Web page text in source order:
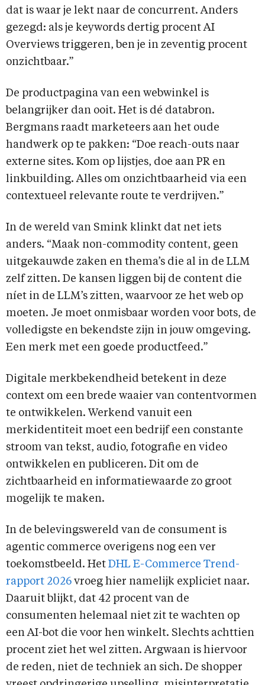
dat is waar je lekt naar de concurrent. Anders
gezegd: als je keywords dertig procent AI
Overviews triggeren, ben je in zeventig procent
onzichtbaar.”
De productpagina van een webwinkel is
belangrijker dan ooit. Het is dé databron.
Bergmans raadt marketeers aan het oude
handwerk op te pakken: “Doe reach-outs naar
externe sites. Kom op lijstjes, doe aan PR en
linkbuilding. Alles om onzichtbaarheid via een
contextueel relevante route te verdrijven.”
In de wereld van Smink klinkt dat net iets
anders. “Maak non-commodity content, geen
uitgekauwde zaken en thema’s die al in de LLM
zelf zitten. De kansen liggen bij de content die
níet in de LLM’s zitten, waarvoor ze het web op
moeten. Je moet onmisbaar worden voor bots, de
volledigste en bekendste zijn in jouw omgeving.
Een merk met een goede productfeed.”
Digitale merkbekendheid betekent in deze
context om een brede waaier van contentvormen
te ontwikkelen. Werkend vanuit een
merkidentiteit moet een bedrijf een constante
stroom van tekst, audio, fotografie en video
ontwikkelen en publiceren. Dit om de
zichtbaarheid en informatiewaarde zo groot
mogelijk te maken.
In de belevingswereld van de consument is
agentic commerce overigens nog een ver
toekomstbeeld. Het DHL E-Commerce Trend-
rapport 2026 vroeg hier namelijk expliciet naar.
Daaruit blijkt, dat 42 procent van de
consumenten helemaal niet zit te wachten op
een AI-bot die voor hen winkelt. Slechts achttien
procent ziet het wel zitten. Argwaan is hiervoor
de reden, niet de techniek an sich. De shopper